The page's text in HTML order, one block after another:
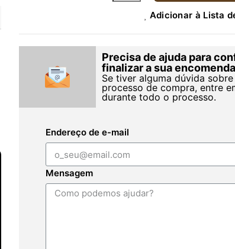
Adicionar à Lista
Precisa de ajuda para
finalizar a sua
Se tiver alguma dúvida
processo de compra, entre
durante todo o processo.
Endereço de e-mail
Mensagem